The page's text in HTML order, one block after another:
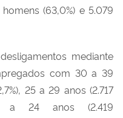
(63,0%) e 5.079
mediante
com 30 a 39
25 a 29 anos (2.717
a 24 anos (2.419